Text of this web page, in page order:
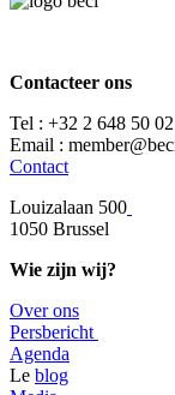
Contacteer ons
Tel : +32 2 648 50 02​
​​Email :
Contact
Louizalaan 500
​1050 Brussel
Wie zijn wij?
Over ons
​​Persbericht
​Agenda​
​​Le blog